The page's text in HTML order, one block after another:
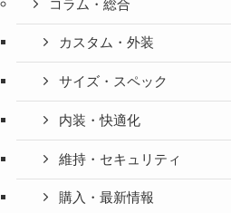
コラム・総合
カスタム・外装
サイズ・スペック
内装・快適化
維持・セキュリティ
購入・最新情報